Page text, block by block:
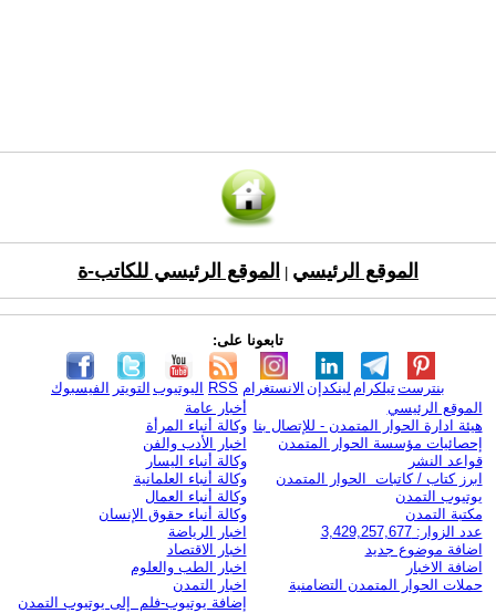
الموقع الرئيسي الموقع الرئيسي للكاتب-ة
تابعونا على:
الفيسبوك التويتر اليوتيوب RSS الانستغرام لينكدإن تيلكرامبنترست
الموقع الرئيسي
هيئة ادارة الحوار المتمدن - للإتصال بنا
إحصائيات مؤسسة الحوار المتمدن
قواعد النشر
ابرز كتاب / كاتبات الحوار المتمدن
يوتيوب التمدن
مكتبة التمدن
عدد الزوار: 3,429,257,677
اضافة موضوع جديد
اضافة الاخبار
حملات الحوار المتمدن التضامنية
أخبار عامة
وكالة أنباء المرأة
اخبار الأدب والفن
وكالة أنباء اليسار
وكالة أنباء العلمانية
وكالة أنباء العمال
وكالة أنباء حقوق الإنسان
اخبار الرياضة
اخبار الاقتصاد
اخبار الطب والعلوم
اخبار التمدن
إضافة يوتيوب-فلم إلى يوتيوب التمدن